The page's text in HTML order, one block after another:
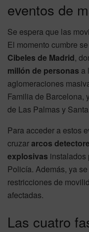
eventos de
Se espera que las
El momento cumbre
Cibeles de Madrid,
millón de personas a
aglomeraciones
Familia de Barcelona,
de Las Palmas y
Para acceder a estos
cruzararcos
explosivas instalados
Policía. Además, ya
restricciones de
afectadas.
Las cuatro